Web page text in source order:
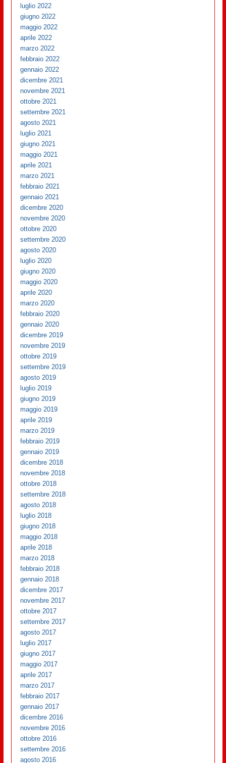
luglio 2022
giugno 2022
maggio 2022
aprile 2022
marzo 2022
febbraio 2022
gennaio 2022
dicembre 2021
novembre 2021
ottobre 2021
settembre 2021
agosto 2021
luglio 2021
giugno 2021
maggio 2021
aprile 2021
marzo 2021
febbraio 2021
gennaio 2021
dicembre 2020
novembre 2020
ottobre 2020
settembre 2020
agosto 2020
luglio 2020
giugno 2020
maggio 2020
aprile 2020
marzo 2020
febbraio 2020
gennaio 2020
dicembre 2019
novembre 2019
ottobre 2019
settembre 2019
agosto 2019
luglio 2019
giugno 2019
maggio 2019
aprile 2019
marzo 2019
febbraio 2019
gennaio 2019
dicembre 2018
novembre 2018
ottobre 2018
settembre 2018
agosto 2018
luglio 2018
giugno 2018
maggio 2018
aprile 2018
marzo 2018
febbraio 2018
gennaio 2018
dicembre 2017
novembre 2017
ottobre 2017
settembre 2017
agosto 2017
luglio 2017
giugno 2017
maggio 2017
aprile 2017
marzo 2017
febbraio 2017
gennaio 2017
dicembre 2016
novembre 2016
ottobre 2016
settembre 2016
agosto 2016